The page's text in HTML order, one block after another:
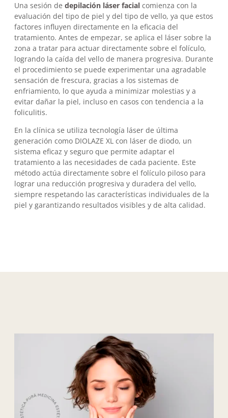
Una sesión dedepilación láser facial comienza con la
evaluación del tipo de piel y del tipo de vello, ya que estos
factores influyen directamente en la eficacia del
tratamiento. Antes de empezar, se aplica el láser sobre la
zona a tratar para actuar directamente sobre el folículo,
logrando la caída del vello de manera progresiva. Durante
el procedimiento se puede experimentar una agradable
sensación de frescura, gracias a los sistemas de
enfriamiento, lo que ayuda a minimizar molestias y a
evitar dañar la piel, incluso en casos con tendencia a la
foliculitis.
En la clínica se utiliza tecnología láser de última
generación como DIOLAZE XL con láser de diodo, un
sistema eficaz y seguro que permite adaptar el
tratamiento a las necesidades de cada paciente. Este
método actúa directamente sobre el folículo piloso para
lograr una reducción progresiva y duradera del vello,
siempre respetando las características individuales de la
piel y garantizando resultados visibles y de alta calidad.